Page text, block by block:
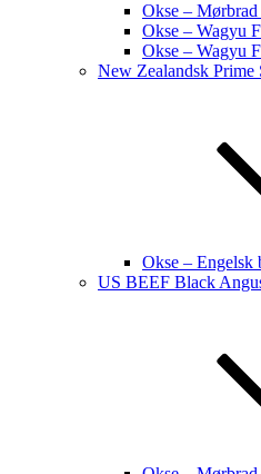
Okse – Mørbrad
Okse – Wagyu
Okse – Wagyu
New Zealandsk Prime
Okse – Engelsk
US BEEF Black